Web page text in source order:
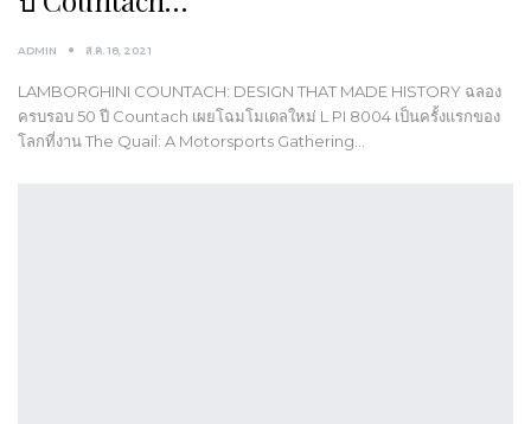
ADMIN ส.ค. 18, 2021
LAMBORGHINI COUNTACH: DESIGN THAT MADE HISTORY ฉลอง
ครบรอบ 50 ปี Countach เผยโฉมโมเดลใหม่ L PI 8004 เป็นครั้งแรกของ
โลกที่งาน The Quail: A Motorsports Gathering…